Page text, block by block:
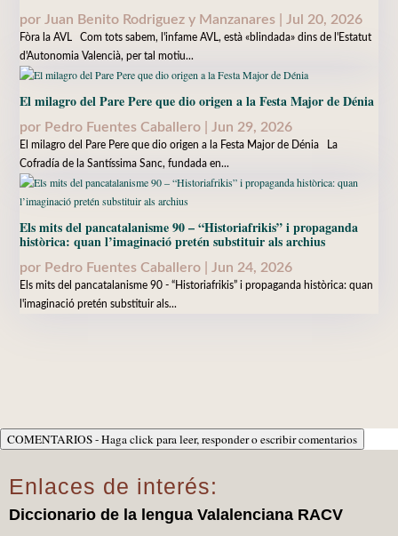
por Juan Benito Rodriguez y Manzanares Jul 20, 2026
Fòra la AVL Com tots sabem, l'infame AVL, està «blindada» dins de l'Estatut
d'Autonomia Valencià, per tal motiu...
El milagro del Pare Pere que dio origen a la Festa Major de Dénia
por Pedro Fuentes Caballero Jun 29, 2026
El milagro del Pare Pere que dio origen a la Festa Major de Dénia La
Cofradía de la Santíssima Sanc, fundada en...
Els mits del pancatalanisme 90 – “Historiafrikis” i propaganda
històrica: quan l’imaginació pretén substituir als archius
por Pedro Fuentes Caballero Jun 24, 2026
Els mits del pancatalanisme 90 - “Historiafrikis” i propaganda històrica: quan
l'imaginació pretén substituir als...
COMENTARIOS - Haga click para leer, responder o escribir comentarios
Enlaces de interés:
Diccionario de la lengua Valalenciana RACV